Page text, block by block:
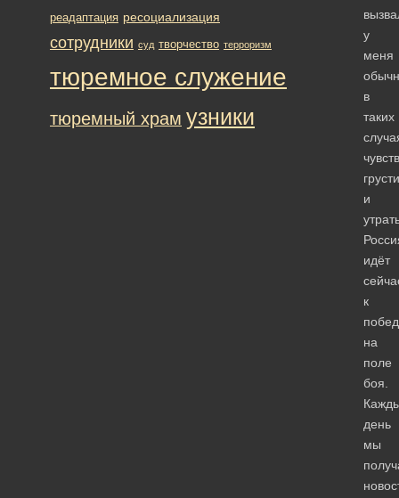
у
меня
в
таких
грусти
и
идёт
к
на
поле
боя.
день
мы
реадаптация ресоциализация
сотрудники суд творчество терроризм
тюремное служение
тюремный храм узники